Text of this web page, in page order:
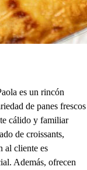
es un rincón
de panes frescos
cálido y familiar
de croissants,
al cliente es
Además, ofrecen